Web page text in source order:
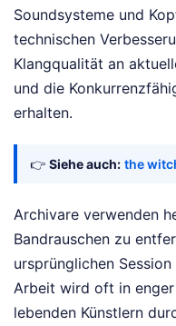
Soundsysteme und
technischen
Klangqualität an
und die
erhalten.
👉 Siehe auch: the
Archivare verwenden
Bandrauschen zu
ursprünglichen
Arbeit wird oft in
lebenden Künstlern